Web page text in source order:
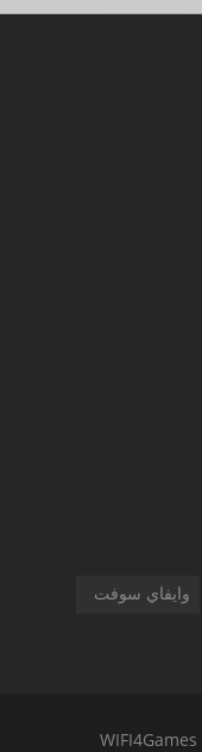
وايفاي سوفت
WIFI4Games